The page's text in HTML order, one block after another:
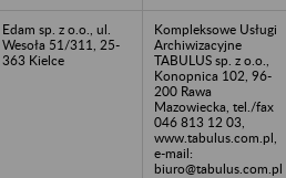
Edam sp. z o.o., ul.
Wesoła 51/311, 25-
363 Kielce
Kompleksowe Usługi
Archiwizacyjne
TABULUS sp. z o.o.,
Konopnica 102, 96-
200 Rawa
Mazowiecka, tel./fax
046 813 12 03,
www.tabulus.com.pl,
e-mail:
biuro@tabulus.com.pl